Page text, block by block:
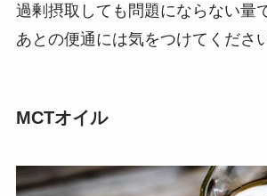
過剰摂取しても問題にならない量
あとの便通には気をつけてください
MCTオイル